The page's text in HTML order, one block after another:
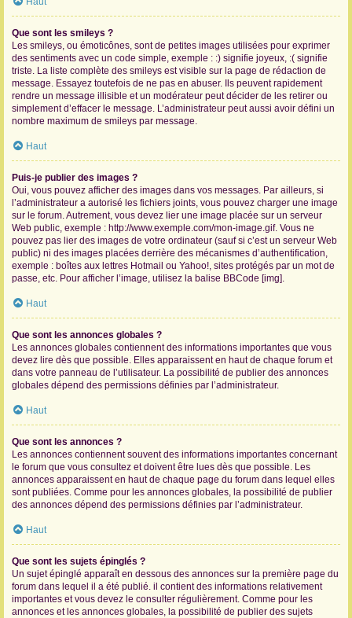
Que sont les smileys ?
Les smileys, ou émoticônes, sont de petites images utilisées pour exprimer
des sentiments avec un code simple, exemple : :) signifie joyeux, :( signifie
triste. La liste complète des smileys est visible sur la page de rédaction de
message. Essayez toutefois de ne pas en abuser. Ils peuvent rapidement
rendre un message illisible et un modérateur peut décider de les retirer ou
simplement d’effacer le message. L’administrateur peut aussi avoir défini un
nombre maximum de smileys par message.
Haut
Puis-je publier des images ?
Oui, vous pouvez afficher des images dans vos messages. Par ailleurs, si
l’administrateur a autorisé les fichiers joints, vous pouvez charger une image
sur le forum. Autrement, vous devez lier une image placée sur un serveur
Web public, exemple : http://www.exemple.com/mon-image.gif. Vous ne
pouvez pas lier des images de votre ordinateur (sauf si c’est un serveur Web
public) ni des images placées derrière des mécanismes d’authentification,
exemple : boîtes aux lettres Hotmail ou Yahoo!, sites protégés par un mot de
passe, etc. Pour afficher l’image, utilisez la balise BBCode [img].
Haut
Que sont les annonces globales ?
Les annonces globales contiennent des informations importantes que vous
devez lire dès que possible. Elles apparaissent en haut de chaque forum et
dans votre panneau de l’utilisateur. La possibilité de publier des annonces
globales dépend des permissions définies par l’administrateur.
Haut
Que sont les annonces ?
Les annonces contiennent souvent des informations importantes concernant
le forum que vous consultez et doivent être lues dès que possible. Les
annonces apparaissent en haut de chaque page du forum dans lequel elles
sont publiées. Comme pour les annonces globales, la possibilité de publier
des annonces dépend des permissions définies par l’administrateur.
Haut
Que sont les sujets épinglés ?
Un sujet épinglé apparaît en dessous des annonces sur la première page du
forum dans lequel il a été publié. il contient des informations relativement
importantes et vous devez le consulter régulièrement. Comme pour les
annonces et les annonces globales, la possibilité de publier des sujets